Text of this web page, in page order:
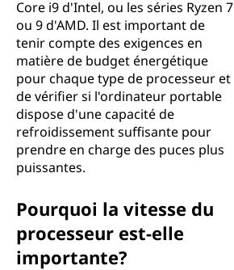
Core i9 d'Intel, ou les séries Ryzen 7
ou 9 d'AMD. Il est important de
tenir compte des exigences en
matière de budget énergétique
pour chaque type de processeur et
de vérifier si l'ordinateur portable
dispose d'une capacité de
refroidissement suffisante pour
prendre en charge des puces plus
puissantes.
Pourquoi la vitesse du
processeur est-elle
importante?